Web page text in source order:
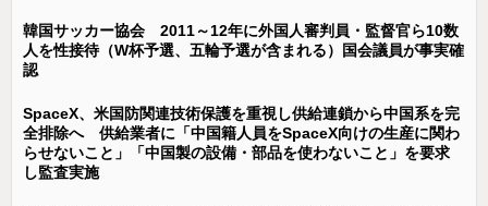
韓国サッカー協会 2011～12年に外国人審判員・監督官ら10数
人を性接待（W杯予選、五輪予選が含まれる）国会議員が事実確
認
SpaceX、米国防関連技術保護を重視し供給連鎖から中国系を完
全排除へ 供給業者に「中国籍人員をSpaceX向けの生産に関わ
らせないこと」「中国製の設備・部品を使わないこと」を要求
し監査実施